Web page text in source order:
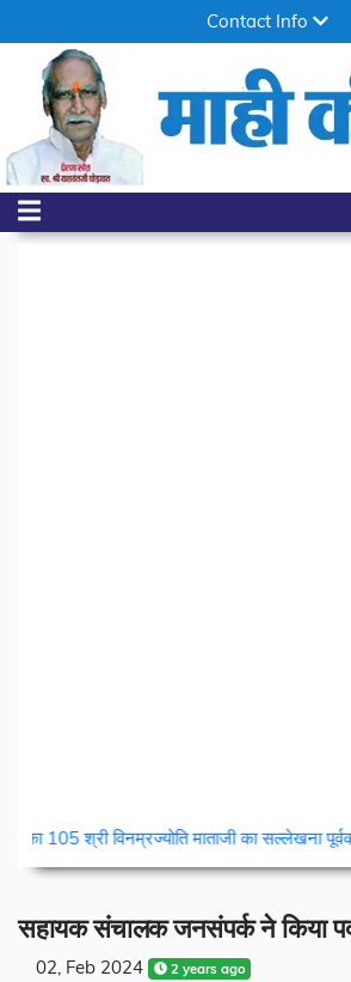
Contact Info
विनम्रज्योति माताजी का सल्लेखना पूर्वक उत्कृष्ट
सहायक संचालक जनसंपर्क ने किया
02, Feb 2024 2 years ago